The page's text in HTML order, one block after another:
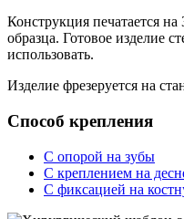
Конструкция печатается
образца. Готовое изделие
использовать.
Изделие фрезеруется на
Способ крепления
С опорой на зубы
С креплением на
С фиксацией на